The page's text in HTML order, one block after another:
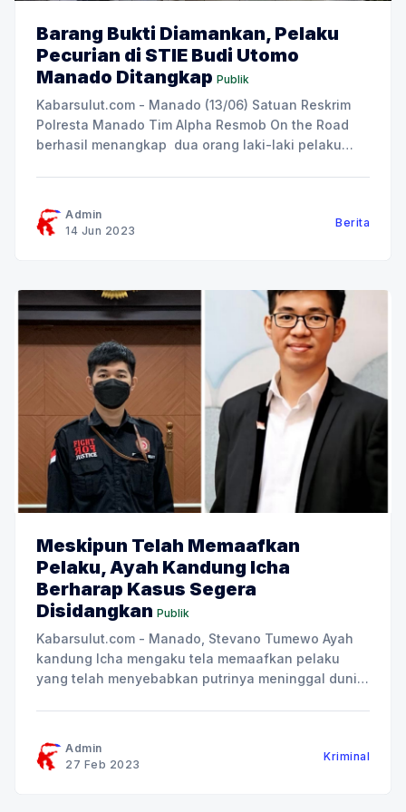
Barang Bukti Diamankan, Pelaku
Pecurian di STIE Budi Utomo
Manado Ditangkap Publik
Kabarsulut.com - Manado (13/06) Satuan Reskrim
Polresta Manado Tim Alpha Resmob On the Road
berhasil menangkap dua orang laki-laki pelaku
tepatnya di Sekolah STIE Budi Utomo"
Admin
14 Jun 2023
Berita
Meskipun Telah Memaafkan
Pelaku, Ayah Kandung Icha
Berharap Kasus Segera
Disidangkan Publik
Kabarsulut.com - Manado, Stevano Tumewo Ayah
kandung Icha mengaku tela memaafkan pelaku
yang telah menyebabkan putrinya meninggal dunia.
dalam kasus kekerasaan seksual terhadap
Admin
27 Feb 2023
Kriminal